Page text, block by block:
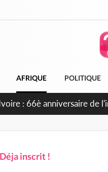
AFRIQUE POLITIQUE
: À Abidjan, Amadou
inscrit !